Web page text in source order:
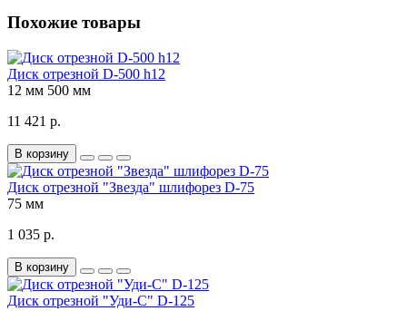
Похожие товары
Диск отрезной D-500 h12
12 мм 500 мм
11 421 р.
В корзину
Диск отрезной "Звезда" шлифорез D-75
75 мм
1 035 р.
В корзину
Диск отрезной "Уди-C" D-125